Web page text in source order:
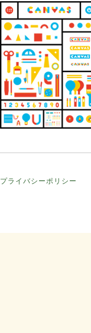
プライバシーポリシー